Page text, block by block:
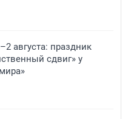
августа: праздник
сдвиг» у